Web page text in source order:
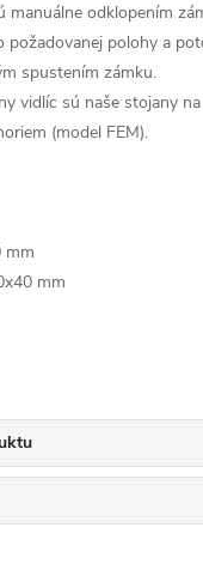
manuálne odklopením
požadovanej polohy a
spustením zámku.
vidlíc sú naše stojany
(model FEM).
mm
mm